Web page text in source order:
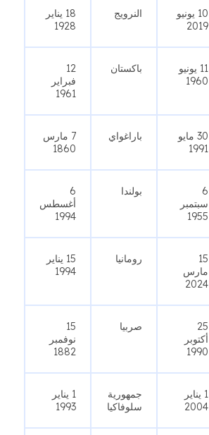
10 يونيو
2019
النرويج
18 يناير
1928
11 يونيو
1960
باكستان
12
فبراير
1961
30 مايو
1991
باراغواي
7 مارس
1860
6
سبتمبر
1955
بولندا
6
أغسطس
1994
15
مارس
2024
رومانيا
15 يناير
1994
25
أكتوبر
1990
صربيا
15
نوفمبر
1882
1 يناير
2004
جمهورية
سلوفاكيا
1 يناير
1993